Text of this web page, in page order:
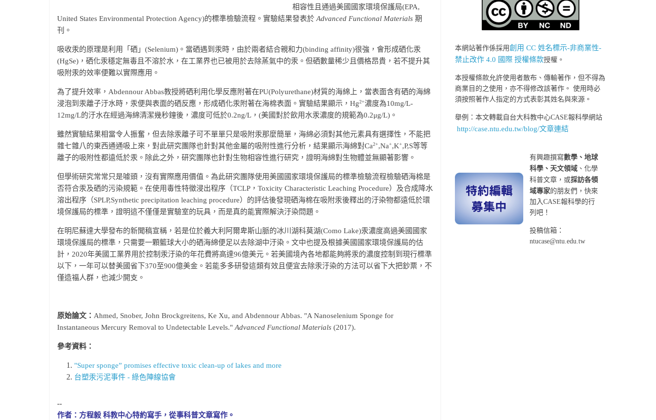
相容性且通過美國國家環境保護局(EPA,
United States Environmental Protection Agency)的標準檢驗流程。實驗結果發表於 Advanced Functional Materials 期
刊。
吸收汞的原理是利用「硒」(Selenium)。當硒遇到汞時，由於兩者結合親和力(binding affinity)很強，會形成硒化汞
(HgSe)，硒化汞穩定無毒且不溶於水，在工業界也已被用於去除蒸氣中的汞。但硒數量稀少且價格昂貴，若不提升其
吸附汞的效率便難以實際應用。
為了提升效率，Abdennour Abbas教授將硒利用化學反應附著在PU(Polyurethane)材質的海綿上，當表面含有硒的海綿
浸泡到汞離子汙水時，汞便與表面的硒反應，形成硒化汞附著在海棉表面。實驗結果顯示，Hg2+濃度為10mg/L-
12mg/L的汙水在經過海綿清潔幾秒鐘後，濃度可低於0.2ng/L，(美國對於飲用水汞濃度的規範為0.2μg/L)。
雖然實驗結果相當令人振奮，但去除汞離子可不單單只是吸附汞那麼簡單，海綿必須對其他元素具有選擇性，不能把
雜七雜八的東西通通吸上來，對此研究團隊也針對其他金屬的吸附性進行分析，結果顯示海綿對Ca2+,Na+,K+,P,S等等
離子的吸附性都遠低於汞。除此之外，研究團隊也針對生物相容性進行研究，證明海綿對生物體並無顯著影響。
但學術研究常常只是噱頭，沒有實際應用價值。為此研究團隊使用美國國家環境保護局的標準檢驗流程檢驗硒海棉是
否符合汞及硒的污染規範。在使用毒性特徵浸出程序（TCLP，Toxicity Characteristic Leaching Procedure）及合成降水
溶出程序（SPLP,Synthetic precipitation leaching procedure）的評估後發現硒海棉在吸附汞後釋出的汙染物都遠低於環
境保護局的標準，證明這不僅僅是實驗室的玩具，而是真的能實際解決汙染問題。
在明尼蘇達大學發布的新聞稿宣稱，若是位於義大利阿爾卑斯山脈的冰川湖科莫湖(Como Lake)汞濃度高過美國國家
環境保護局的標準，只需要一顆籃球大小的硒海綿便足以去除湖中汙染。文中也提及根據美國國家環境保護局的估
計，2020年美國工業界用於控制汞汙染的年花費將高達96億美元。若美國境內各地都能夠將汞的濃度控制到現行標準
以下，一年可以替美國省下370至900億美金。若能多多研發這類有效且便宜去除汞汙染的方法可以省下大把鈔票，不
僅造福人群，也減少開支。
原始論文： Ahmed, Snober, John Brockgreitens, Ke Xu, and Abdennour Abbas. "A Nanoselenium Sponge for
Instantaneous Mercury Removal to Undetectable Levels." Advanced Functional Materials (2017).
參考資料：
"Super sponge” promises effective toxic clean-up of lakes and more
台塑汞污泥事件 - 綠色陣線協會
--
作者：方程毅 科教中心特約寫手，從事科普文章寫作。
本網站著作係採用創用 CC 姓名標示-非商業性-
禁止改作 4.0 國際 授權條款授權。
本授權條款允許使用者散布、傳輸著作，但不得為
商業目的之使用，亦不得修改該著作。 使用時必
須按照著作人指定的方式表彰其姓名與來源。
舉例：本文轉載自台大科教中心CASE報科學網站
http://case.ntu.edu.tw/blog/文章連結
有興趣撰寫數學、地球
科學、天文領域 、化學
科普文章，或採訪各領
域專家的朋友們，快來
加入CASE報科學的行
列吧！
投稿信箱：
ntucase@ntu.edu.tw